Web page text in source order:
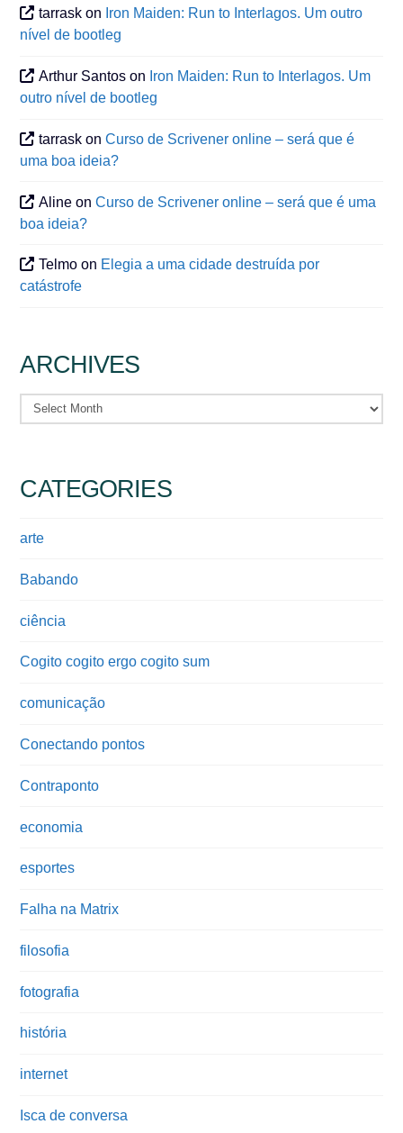
tarrask on Iron Maiden: Run to Interlagos. Um outro
nível de bootleg
Arthur Santos on Iron Maiden: Run to Interlagos. Um
outro nível de bootleg
tarrask onCurso de Scrivener online – será que é
uma boa ideia?
Aline onCurso de Scrivener online – será que é uma
boa ideia?
Telmo on Elegia a uma cidade destruída por
catástrofe
ARCHIVES
Archives
CATEGORIES
arte
Babando
ciência
Cogito cogito ergo cogito sum
comunicação
Conectando pontos
Contraponto
economia
esportes
Falha na Matrix
filosofia
fotografia
história
internet
Isca de conversa